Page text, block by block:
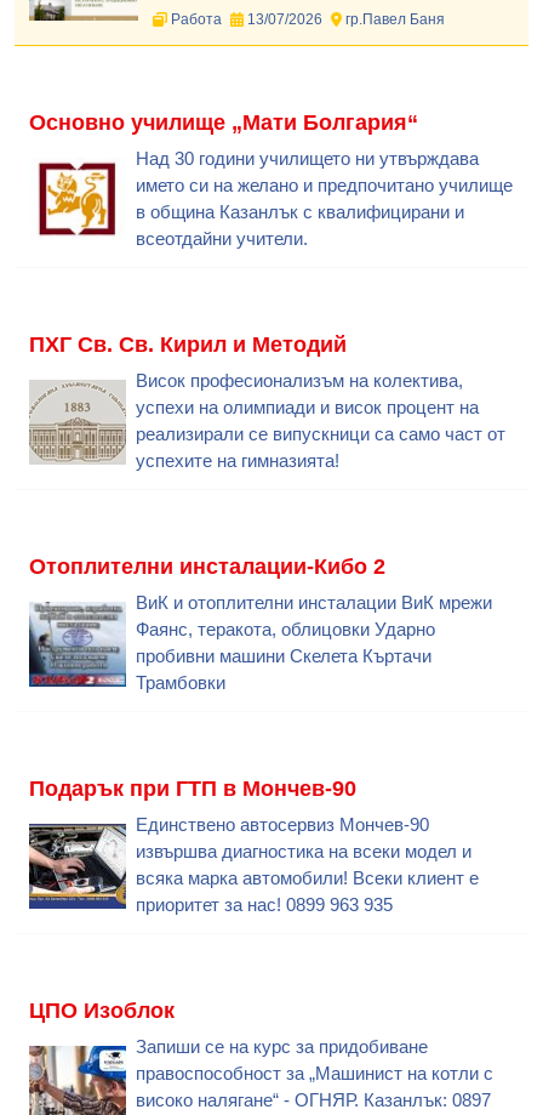
Работа 13/07/2026 гр.Павел Баня
Основно училище „Мати Болгария“
Над 30 години училището ни утвърждава
името си на желано и предпочитано училище
в община Казанлък с квалифицирани и
всеотдайни учители.
ПХГ Св. Св. Кирил и Методий
Висок професионализъм на колектива,
успехи на олимпиади и висок процент на
реализирали се випускници са само част от
успехите на гимназията!
Отоплителни инсталации-Кибо 2
ВиК и отоплителни инсталации ВиК мрежи
Фаянс, теракота, облицовки Ударно
пробивни машини Скелета Къртачи
Трамбовки
Подарък при ГТП в Мончев-90
Единствено автосервиз Мончев-90
извършва диагностика на всеки модел и
всяка марка автомобили! Всеки клиент е
приоритет за нас! 0899 963 935
ЦПО Изоблок
Запиши се на курс за придобиване
правоспособност за „Машинист на котли с
високо налягане“ - ОГНЯР. Казанлък: 0897